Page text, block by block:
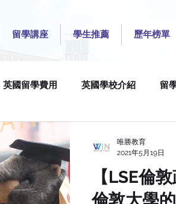
留學講座 學生推薦 歷年榜單
英國留學費用 英國學校介紹 留
College London
London University for the
【LSE倫
唯勝教育
2021年5月19日